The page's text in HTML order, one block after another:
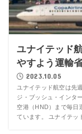
ユナイテッド
やすよう運輸
2023.10.05
ユナイテッド航空は先
ジ・ブッシュ・インタ
空港（HND）まで毎日
ています。 ユナイテッ